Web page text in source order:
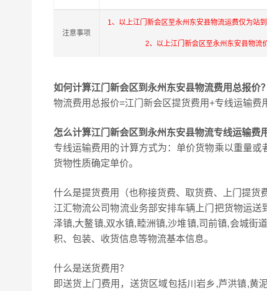
注意事项
1、以上江门新会区至永州东安县物流运费仅为站
2、以上江门新会区至永州东安县物流
如何计算江门新会区到永州东安县物流费用总报价？
物流费用总报价=江门新会区提货费用+专线运输费
怎么计算江门新会区到永州东安县物流专线运输费
专线运输费用的计算方式为：单价货物乘以重量
货物性质确定单价。
什么是提货费用（也称接货费、取货费、上门提货
江汇物流公司物流业务部安排车辆上门把货物运
泽镇,大鳌镇,双水镇,睦洲镇,沙堆镇,司前镇,会城街
积、包装、收货信息等物流基本信息。
什么是送货费用？
即送货上门费用，送货区域包括川岩乡,芦洪镇,黄